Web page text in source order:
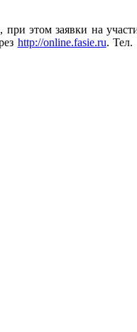
этом заявки на
http://online.fasie.ru. Тел.